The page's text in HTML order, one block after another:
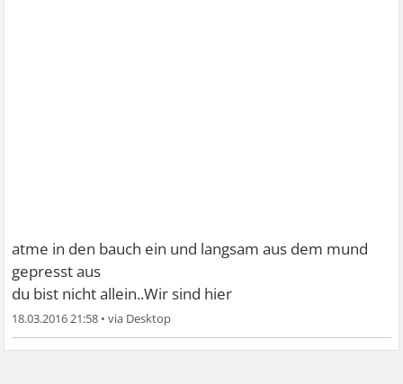
atme in den bauch ein und langsam aus dem mund
gepresst aus
du bist nicht allein..Wir sind hier
18.03.2016 21:58 •